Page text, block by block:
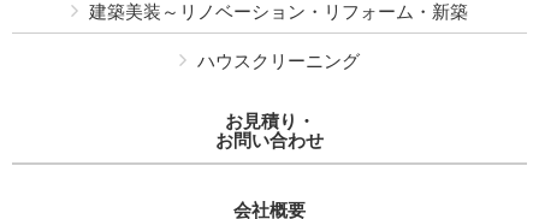
建築美装～リノベーション・リフォーム・新築
ハウスクリーニング
お見積り・
お問い合わせ
会社概要